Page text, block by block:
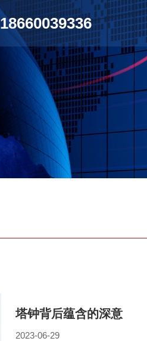
18660039336
塔钟背后蕴含的深意
2023-06-29